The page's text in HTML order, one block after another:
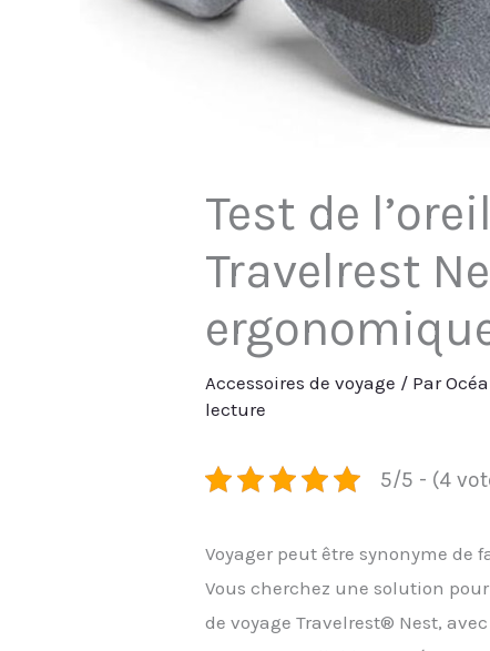
Test de
Travelrest
Accessoires de voyage / Par
lecture
5/5 - (4
Voyager peut être synonyme
Vous cherchez une solution
de voyage Travelrest® Nest,